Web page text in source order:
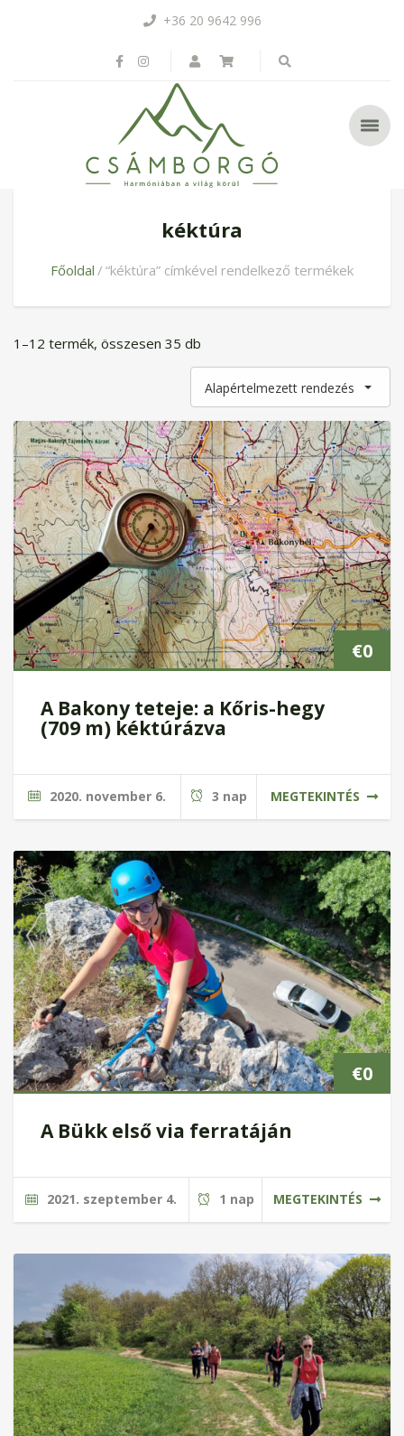
+36 20 9642 996
kéktúra
Főoldal “kéktúra” címkével rendelkező termékek
1–12 termék, összesen 35 db
Alapértelmezett rendezés
€0
A Bakony teteje: a Kőris-hegy
(709 m) kéktúrázva
2020. november 6. 3 nap MEGTEKINTÉS
€0
A Bükk első via ferratáján
2021. szeptember 4. 1 nap MEGTEKINTÉS